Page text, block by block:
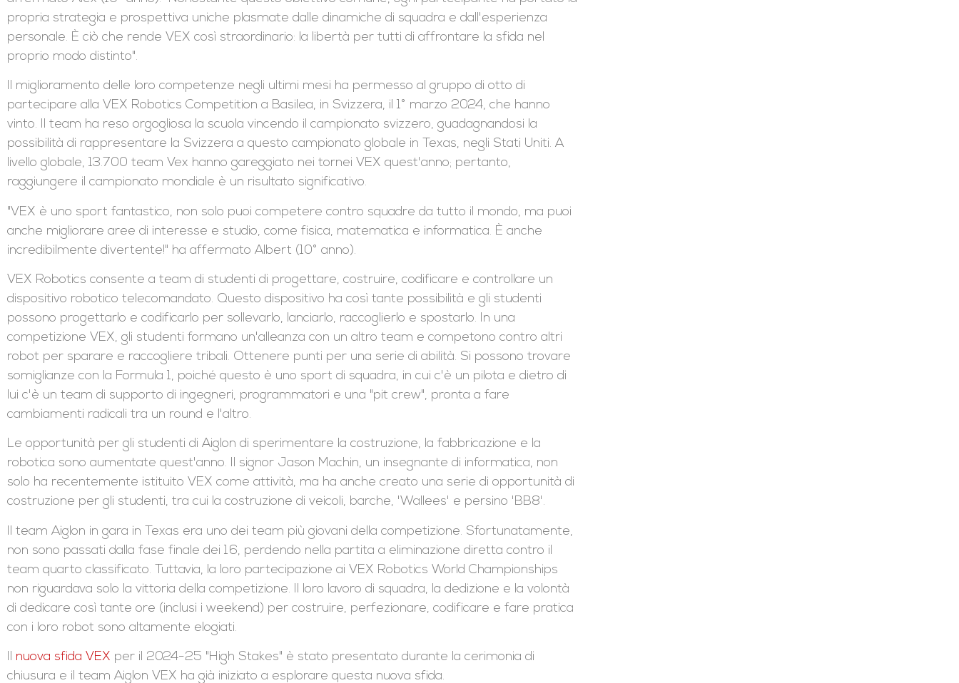
propria strategia e prospettiva uniche plasmate dalle dinamiche di squadra e dall'esperienza
personale. È ciò che rende VEX così straordinario: la libertà per tutti di affrontare la sfida nel
proprio modo distinto".
Il miglioramento delle loro competenze negli ultimi mesi ha permesso al gruppo di otto di
partecipare alla VEX Robotics Competition a Basilea, in Svizzera, il 1° marzo 2024, che hanno
vinto. Il team ha reso orgogliosa la scuola vincendo il campionato svizzero, guadagnandosi la
possibilità di rappresentare la Svizzera a questo campionato globale in Texas, negli Stati Uniti. A
livello globale, 13.700 team Vex hanno gareggiato nei tornei VEX quest'anno; pertanto,
raggiungere il campionato mondiale è un risultato significativo.
"VEX è uno sport fantastico, non solo puoi competere contro squadre da tutto il mondo, ma puoi
anche migliorare aree di interesse e studio, come fisica, matematica e informatica. È anche
incredibilmente divertente!" ha affermato Albert (10° anno).
VEX Robotics consente a team di studenti di progettare, costruire, codificare e controllare un
dispositivo robotico telecomandato. Questo dispositivo ha così tante possibilità e gli studenti
possono progettarlo e codificarlo per sollevarlo, lanciarlo, raccoglierlo e spostarlo. In una
competizione VEX, gli studenti formano un'alleanza con un altro team e competono contro altri
robot per sparare e raccogliere tribali. Ottenere punti per una serie di abilità. Si possono trovare
somiglianze con la Formula 1, poiché questo è uno sport di squadra, in cui c'è un pilota e dietro di
lui c'è un team di supporto di ingegneri, programmatori e una "pit crew", pronta a fare
cambiamenti radicali tra un round e l'altro.
Le opportunità per gli studenti di Aiglon di sperimentare la costruzione, la fabbricazione e la
robotica sono aumentate quest'anno. Il signor Jason Machin, un insegnante di informatica, non
solo ha recentemente istituito VEX come attività, ma ha anche creato una serie di opportunità di
costruzione per gli studenti, tra cui la costruzione di veicoli, barche, 'Wallees' e persino 'BB8'.
Il team Aiglon in gara in Texas era uno dei team più giovani della competizione. Sfortunatamente,
non sono passati dalla fase finale dei 16, perdendo nella partita a eliminazione diretta contro il
team quarto classificato. Tuttavia, la loro partecipazione ai VEX Robotics World Championships
non riguardava solo la vittoria della competizione. Il loro lavoro di squadra, la dedizione e la volontà
di dedicare così tante ore (inclusi i weekend) per costruire, perfezionare, codificare e fare pratica
con i loro robot sono altamente elogiati.
Il nuova sfida VEX per il 2024-25 "High Stakes" è stato presentato durante la cerimonia di
chiusura e il team Aiglon VEX ha già iniziato a esplorare questa nuova sfida.